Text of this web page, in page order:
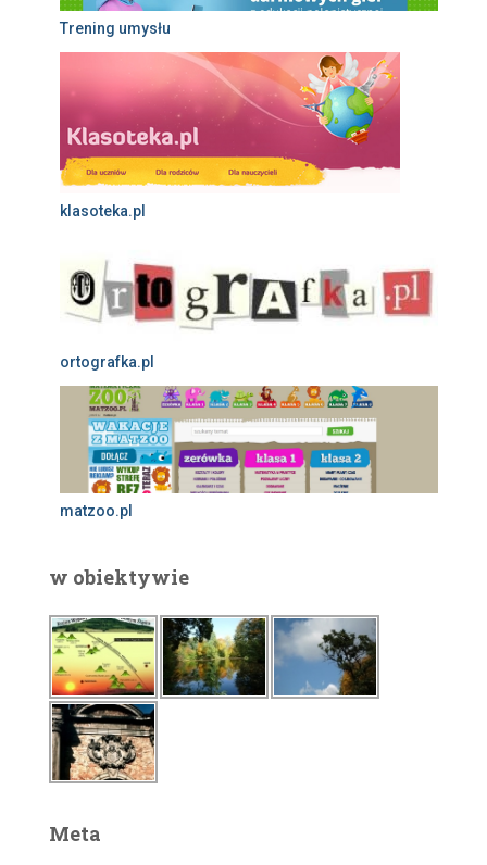
Trening umysłu
klasoteka.pl
ortografka.pl
matzoo.pl
w obiektywie
Meta